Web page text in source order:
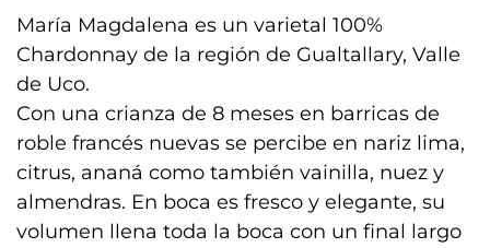
María Magdalena es un varietal 100%
Chardonnay de la región de Gualtallary, Valle
de Uco.
Con una crianza de 8 meses en barricas de
roble francés nuevas se percibe en nariz lima,
citrus, ananá como también vainilla, nuez y
almendras. En boca es fresco y elegante, su
volumen llena toda la boca con un final largo